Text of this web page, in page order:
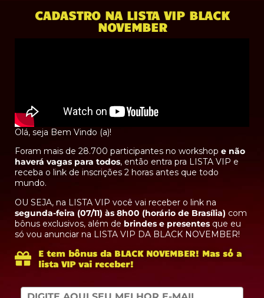
CADASTRO NA LISTA VIP BLACK
NOVEMBER
Olá, seja Bem Vindo (a)!
Foram mais de 28.700 participantes no workshop e não
haverá vagas para todos, então entra pra LISTA VIP e
receba o link de inscrições 2 horas antes que todo
mundo.
OU SEJA, na LISTA VIP você vai receber o link na
segunda-feira (07/11) às 8h00 (horário de Brasília) com
bônus exclusivos, além de brindes e presentes que eu
só vou anunciar na LISTA VIP DA BLACK NOVEMBER!
E tem bônus da BLACK NOVEMBER! Mas só a
lista VIP vai receber!